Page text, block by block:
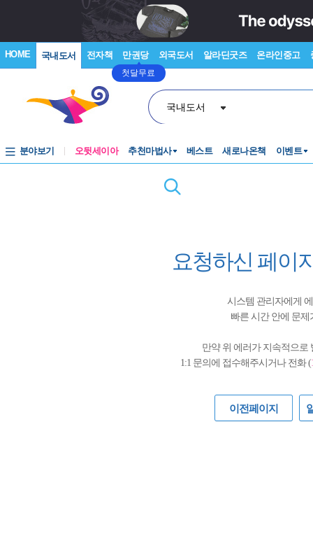
HOME 국내도서 전자책 만권당
첫달무료
외국도서 알라딘굿즈 온라인중고
국내도서
분야보기 오뒷세이아 추천마법사 베스트 새로나온책 이벤트
요청하신 페이
시스템 관리자에게
빠른 시간 안에 문
만약 위 에러가 지속적으로
1:1 문의에 접수해주시거나 전화 (
이전페이지